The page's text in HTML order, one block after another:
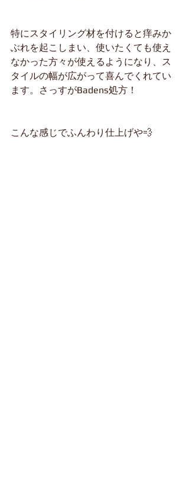
特にスタイリング材を付けると痒みか
ぶれを起こしまい、使いたくても使え
なかった方々が使えるようになり、ス
タイルの幅が広がって喜んでくれてい
ます。さっすがBadens処方！
こんな感じでふんわり仕上げや💨